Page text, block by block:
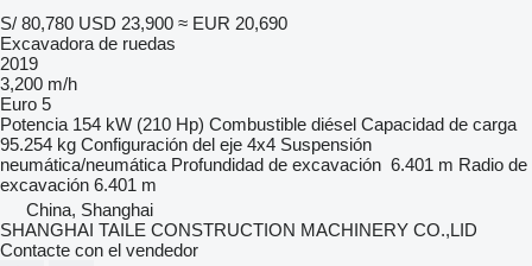
S/ 80,780 USD 23,900 ≈ EUR 20,690
Excavadora de ruedas
2019
3,200 m/h
Euro 5
Potencia 154 kW (210 Hp) Combustible diésel Capacidad de carga
95.254 kg Configuración del eje 4x4 Suspensión
neumática/neumática Profundidad de excavación 6.401 m Radio de
excavación 6.401 m
China, Shanghai
SHANGHAI TAILE CONSTRUCTION MACHINERY CO.,LID
Contacte con el vendedor